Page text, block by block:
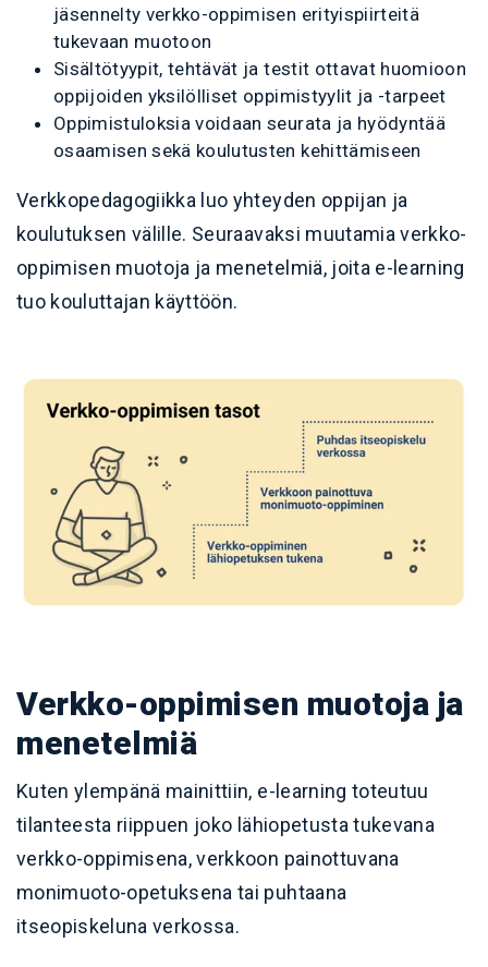
jäsennelty verkko-oppimisen erityispiirteitä
tukevaan muotoon
Sisältötyypit, tehtävät ja testit ottavat huomioon
oppijoiden yksilölliset oppimistyylit ja -tarpeet
Oppimistuloksia voidaan seurata ja hyödyntää
osaamisen sekä koulutusten kehittämiseen
Verkkopedagogiikka luo yhteyden oppijan ja
koulutuksen välille. Seuraavaksi muutamia verkko-
oppimisen muotoja ja menetelmiä, joita e-learning
tuo kouluttajan käyttöön.
Verkko-oppimisen muotoja ja
menetelmiä
Kuten ylempänä mainittiin, e-learning toteutuu
tilanteesta riippuen joko lähiopetusta tukevana
verkko-oppimisena, verkkoon painottuvana
monimuoto-opetuksena tai puhtaana
itseopiskeluna verkossa.